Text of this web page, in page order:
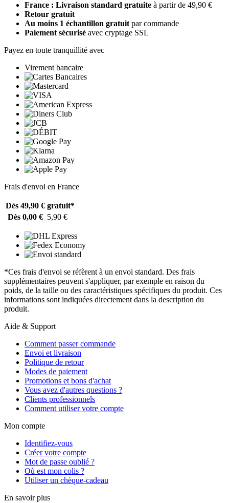
France : Livraison standard gratuite à partir de 49,90 €
Retour gratuit
Au moins 1 échantillon gratuit par commande
Paiement sécurisé avec cryptage SSL
Payez en toute tranquillité avec
Virement bancaire
Frais d'envoi en France
Dès 49,90 € gratuit*
Dès 0,00 € 5,90 €
*Ces frais d'envoi se réfèrent à un envoi standard. Des frais
supplémentaires peuvent s'appliquer, par exemple en raison du
poids, de la taille ou des caractéristiques spécifiques du produit. Ces
informations sont indiquées directement dans la description du
produit.
Aide & Support
Comment passer commande
Envoi et livraison
Politique de retour
Modes de paiement
Promotions et bons d'achat
Vous avez d'autres questions ?
Clients professionnels
Comment utiliser votre compte
Mon compte
Identifiez-vous
Créer votre compte
Mot de passe oublié ?
Où est mon colis ?
Utiliser un chèque-cadeau
En savoir plus